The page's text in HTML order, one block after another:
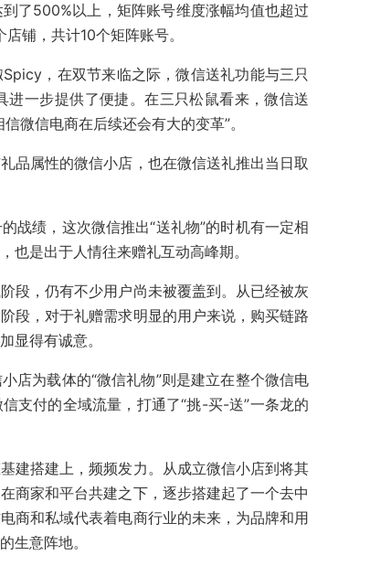
了500%以上，矩阵账号维度涨幅均值也超过
铺，共计10个矩阵账号。
，在双节来临之际，微信送礼功能与三只
一步提供了便捷。在三只松鼠看来，微信送
微信电商在后续还会有大的变革”。
品属性的微信小店，也在微信送礼推出当日取
战绩，这次微信推出“送礼物”的时机有一定相
是出于人情往来赠礼互动高峰期。
段，仍有不少用户尚未被覆盖到。从已经被灰
段，对于礼赠需求明显的用户来说，购买链路
显得有诚意。
店为载体的“微信礼物”则是建立在整个微信电
支付的全域流量，打通了“挑-买-送”一条龙的
建搭建上，频频发力。从成立微信小店到将其
商家和平台共建之下，逐步搭建起了一个去中
商和私域代表着电商行业的未来，为品牌和用
生意阵地。